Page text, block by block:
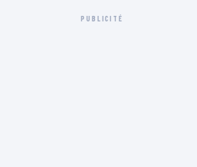
PUBLICITÉ